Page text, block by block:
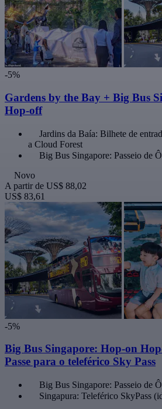
-5%
Gardens by the Bay + Big Bus
Hop-off
Jardins da Baía: Bilhete de
a Cloud Forest
Big Bus Singapore: Passeio de
Novo
A partir de US$ 88,02
US$ 83,61
-5%
Big Bus Singapore: Hop-on
Passe para o teleférico Sky Pass
Big Bus Singapore: Passeio de
Singapura: Teleférico SkyPass